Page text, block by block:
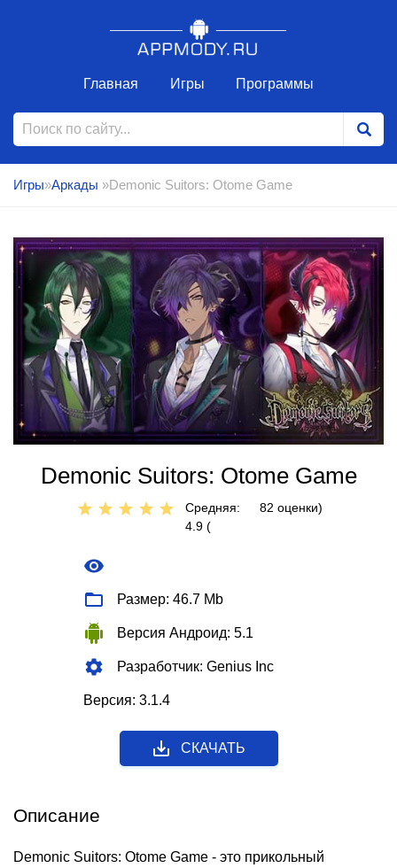
Главная Игры Программы
Игры»Аркады »Demonic Suitors: Otome Game
Demonic Suitors: Otome Game
Средняя:
4.9 (
82 оценки)
Размер: 46.7 Mb
Версия Андроид: 5.1
Разработчик: Genius Inc
Версия: 3.1.4
СКАЧАТЬ
Описание
Demonic Suitors: Otome Game - это прикольный